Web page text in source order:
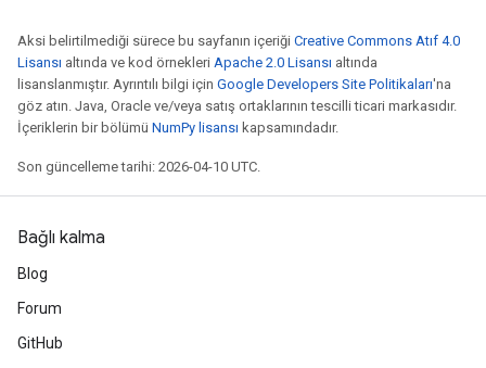
Aksi belirtilmediği sürece bu sayfanın içeriği Creative Commons Atıf 4.0
Lisansı altında ve kod örnekleri Apache 2.0 Lisansı altında
lisanslanmıştır. Ayrıntılı bilgi için Google Developers Site Politikaları'na
göz atın. Java, Oracle ve/veya satış ortaklarının tescilli ticari markasıdır.
İçeriklerin bir bölümü NumPy lisansı kapsamındadır.
Son güncelleme tarihi: 2026-04-10 UTC.
Bağlı kalma
Blog
Forum
GitHub